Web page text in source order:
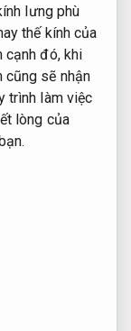
lưng phù
thế kính của
cạnh đó, khi
cũng sẽ nhận
trình làm việc
lòng của